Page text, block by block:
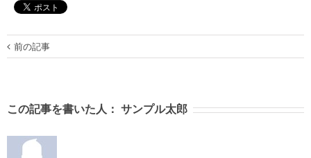
前の記事
この記事を書いた人： サンプル太郎